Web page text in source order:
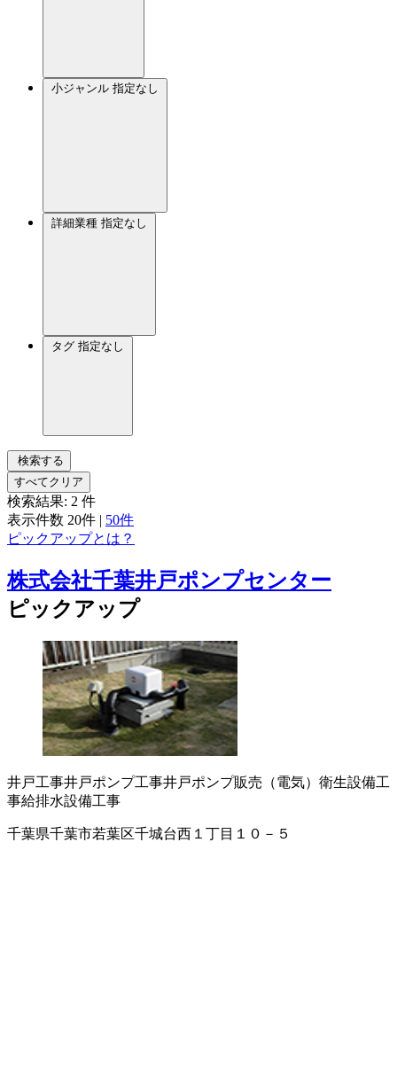
小ジャンル 指定なし
詳細業種 指定なし
タグ 指定なし
検索する
すべてクリア
検索結果: 2 件
表示件数 20件 | 50件
ピックアップとは？
株式会社千葉井戸ポンプセンター
ピックアップ
井戸工事井戸ポンプ工事井戸ポンプ販売（電気） 衛生設備工
事給排水設備工事
千葉県千葉市若葉区千城台西１丁目１０－５